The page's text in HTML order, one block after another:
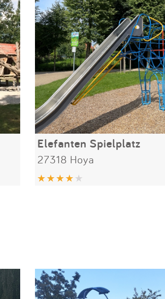
Elefanten Spielplatz
27318 Hoya